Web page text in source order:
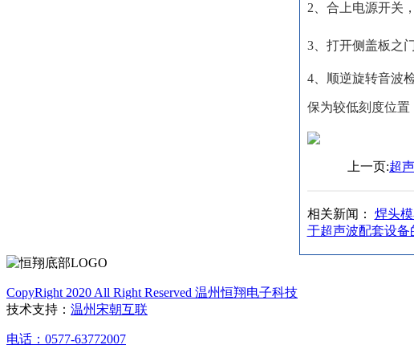
2、合上电源开关
3、打开侧盖板之
4、顺逆旋转音波
保为较低刻度位置
上一页:超
相关新闻： 焊头
于超声波配套设备
CopyRight 2020 All Right Reserved 温州恒翔电子科技
技术支持： 温州宋朝互联
电话：0577-63772007